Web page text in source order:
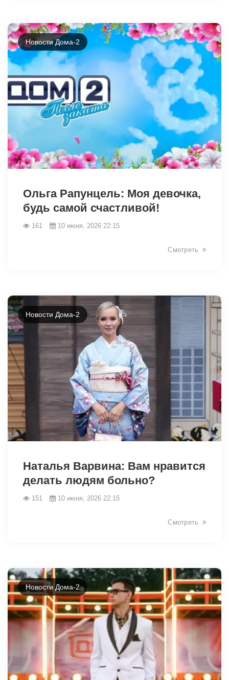
Новости Дома-2
Ольга Рапунцель: Моя девочка,
будь самой счастливой!
161 10 июня, 2026 22:15
Смотреть
Новости Дома-2
Наталья Варвина: Вам нравится
делать людям больно?
151 10 июня, 2026 22:15
Смотреть
Новости Дома-2